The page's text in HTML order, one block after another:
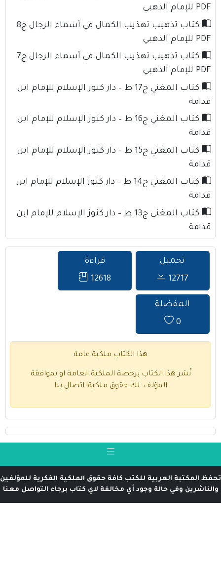
PDF للإمام الذهبي
كتاب تذهيب تهذيب الكمال في أسماء الرجال ج8
PDF للإمام الذهبي
كتاب تذهيب تهذيب الكمال في أسماء الرجال ج7
PDF للإمام الذهبي
كتاب المغني ج17 ط – دار كنوز الإسلام للإمام ابن
قدامة
كتاب المغني ج16 ط – دار كنوز الإسلام للإمام ابن
قدامة
كتاب المغني ج15 ط – دار كنوز الإسلام للإمام ابن
قدامة
كتاب المغني ج14 ط – دار كنوز الإسلام للإمام ابن
قدامة
كتاب المغني ج13 ط – دار كنوز الإسلام للإمام ابن
قدامة
تحميل
12717
قراءة
12618
المفضلة
0
هذا الكتاب ملكية عامة
نُشر هذا الكتاب برخصة الملكية العامة او بموافقة
المؤلف- لك حقوق ملكية! اتصال بنا
تحفظ المكتبة العربية للكتب كافة حقوق الملكية الفكرية للمؤلفين
والناشرين وفي حالة وجود أي مخالفة لاي كتاب برجاء التواصل معنا